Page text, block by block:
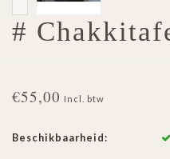
#
€55,00 Incl. btw
Beschikbaarheid: